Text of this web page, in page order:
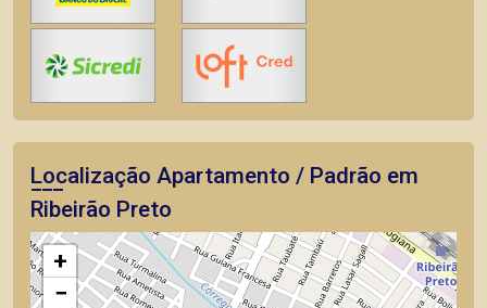
Localização Apartamento / Padrão em
Ribeirão Preto
+
−